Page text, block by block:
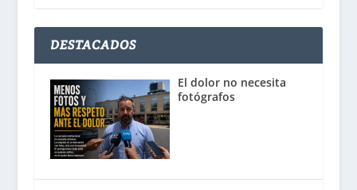
DESTACADOS
El dolor no necesita
fotógrafos